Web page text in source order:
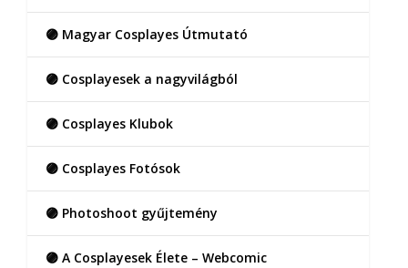
🟣 Magyar Cosplayes Útmutató
🟣 Cosplayesek a nagyvilágból
🟣 Cosplayes Klubok
🟣 Cosplayes Fotósok
🟣 Photoshoot gyűjtemény
🟣 A Cosplayesek Élete – Webcomic